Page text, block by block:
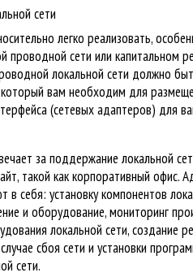
сети
легко реализовать,
проводной сети или капитальном
локальной сети должно
вам необходим для
(сетевых адаптеров) для
за поддержание локальной
такой как корпоративный офис.
себя: установку компонентов
и оборудование, мониторинг
локальной сети, создание
сбоя сети и установки
сети.